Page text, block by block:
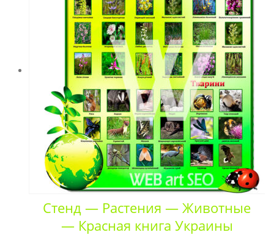
Стенд — Растения — Животные
— Красная книга Украины